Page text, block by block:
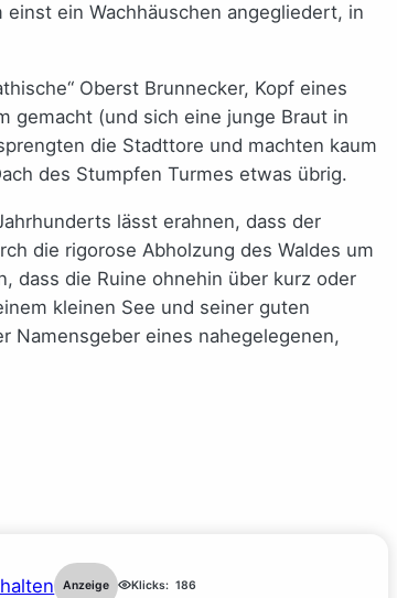
ein Wachhäuschen angegliedert, in
Oberst Brunnecker, Kopf eines
gemacht (und sich eine junge Braut in
die Stadttore und machten kaum
des Stumpfen Turmes etwas übrig.
lässt erahnen, dass der
die rigorose Abholzung des Waldes um
dass die Ruine ohnehin über kurz oder
kleinen See und seiner guten
Namensgeber eines nahegelegenen,
Anzeige Klicks: 186